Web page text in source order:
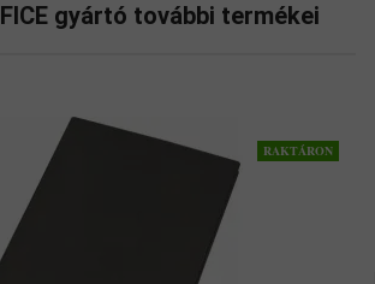
gyártó további termékei
RAKTÁRON